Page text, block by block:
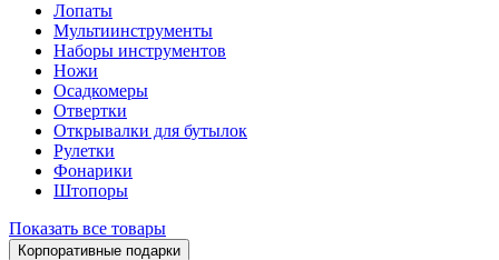
Лопаты
Мультиинструменты
Наборы инструментов
Ножи
Осадкомеры
Отвертки
Открывалки для бутылок
Рулетки
Фонарики
Штопоры
Показать все товары
Корпоративные подарки